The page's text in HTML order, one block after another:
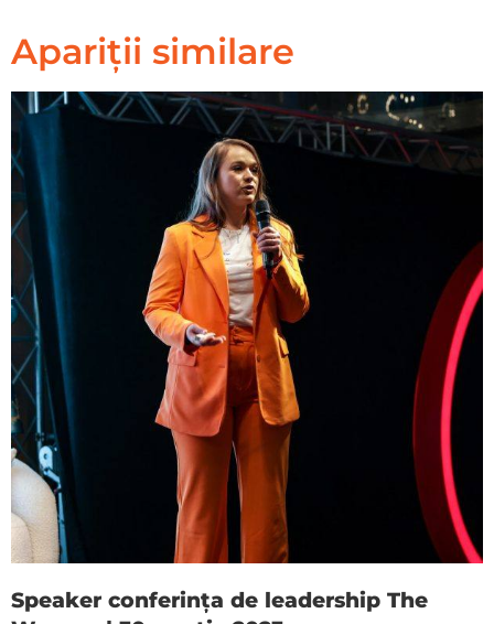
Apariții similare
Speaker conferința de leadership The